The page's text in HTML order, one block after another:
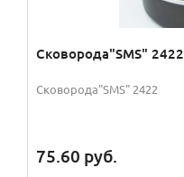
Сковорода"SMS" 2422
Сковорода"SMS" 2422
75.60 руб.